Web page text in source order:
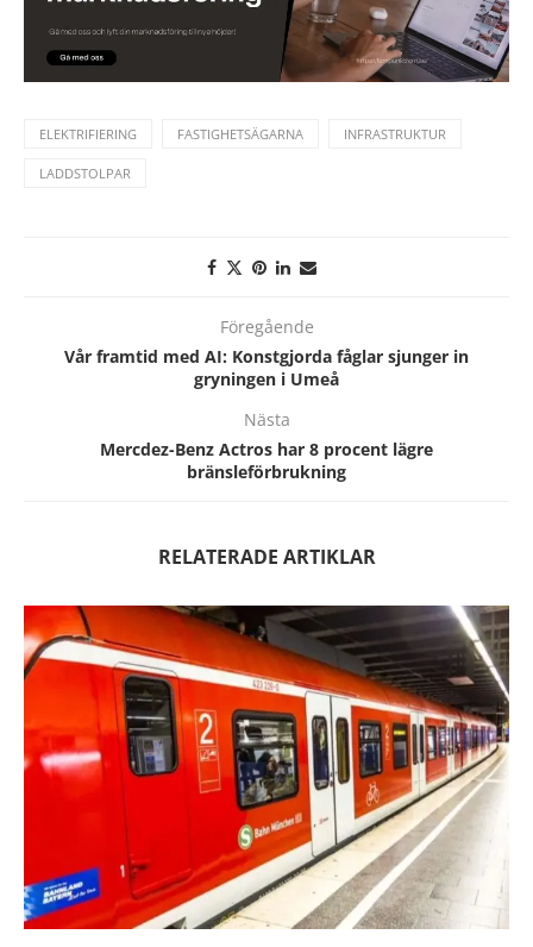
ELEKTRIFIERING FASTIGHETSÄGARNA INFRASTRUKTUR
LADDSTOLPAR
Föregående
Vår framtid med AI: Konstgjorda fåglar sjunger in
gryningen i Umeå
Nästa
Mercdez-Benz Actros har 8 procent lägre
bränsleförbrukning
RELATERADE ARTIKLAR